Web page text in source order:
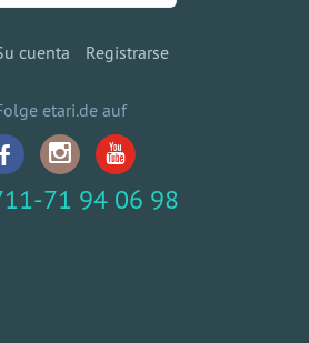
cuenta Registrarse
etari.de auf
71 94 06 98